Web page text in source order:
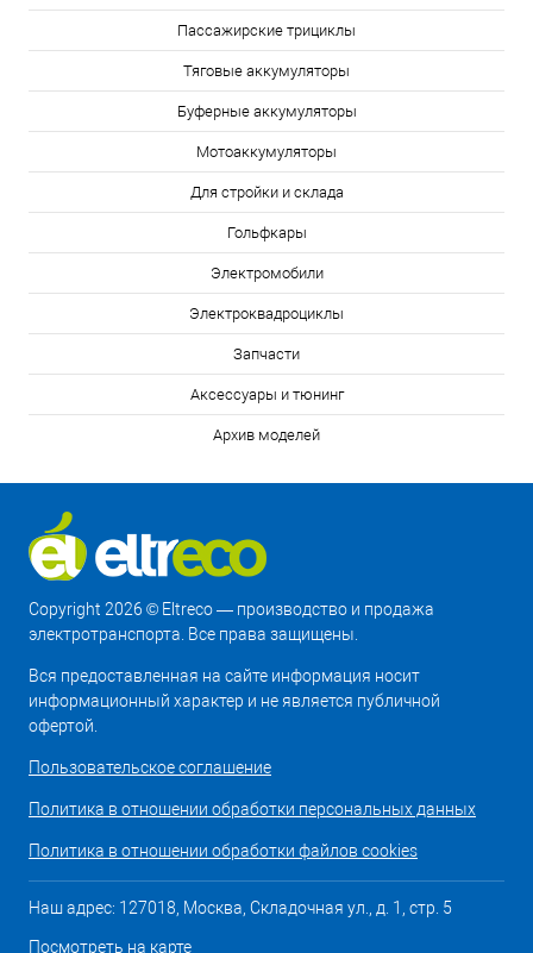
Пассажирские трициклы
Тяговые аккумуляторы
Буферные аккумуляторы
Мотоаккумуляторы
Для стройки и склада
Гольфкары
Электромобили
Электроквадроциклы
Запчасти
Аксессуары и тюнинг
Архив моделей
Copyright 2026 © Eltreco — производство и продажа
электротранспорта. Все права защищены.
Вся предоставленная на сайте информация носит
информационный характер и не является публичной
офертой.
Пользовательское соглашение
Политика в отношении обработки персональных данных
Политика в отношении обработки файлов cookies
Наш адрес: 127018, Москва, Складочная ул., д. 1, стр. 5
Посмотреть на карте